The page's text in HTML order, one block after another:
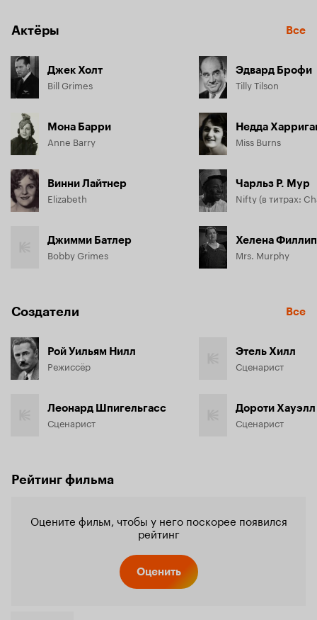
Актёры Все
Джек Холт
Bill Grimes
Мона Барри
Anne Barry
Винни Лайтнер
Elizabeth
Джимми Батлер
Bobby Grimes
Эдвард Брофи
Tilly Tilson
Недда
Miss Burns
Чарльз Р. Мур
Хелена
Mrs. Murphy
Создатели Все
Рой Уильям Нилл
Режиссёр
Леонард Шпигельгасс
Сценарист
Этель Хилл
Сценарист
Дороти Хауэлл
Сценарист
Рейтинг фильма
Оцените фильм, чтобы у него поскорее появился
рейтинг
Оценить